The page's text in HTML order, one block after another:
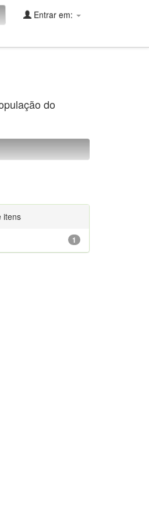
Entrar em:
do
itens
1